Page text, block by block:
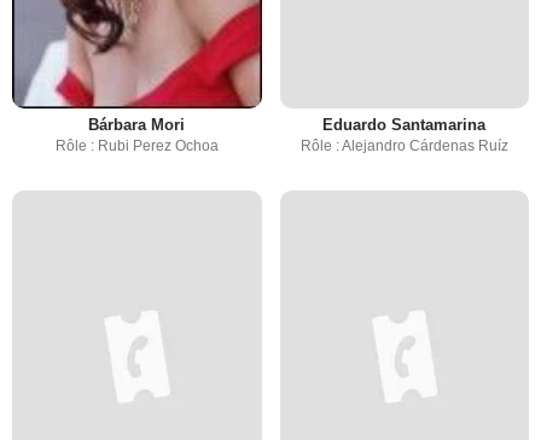
Bárbara Mori
Rôle : Rubi Perez Ochoa
Eduardo Santamarina
Rôle : Alejandro Cárdenas Ruíz